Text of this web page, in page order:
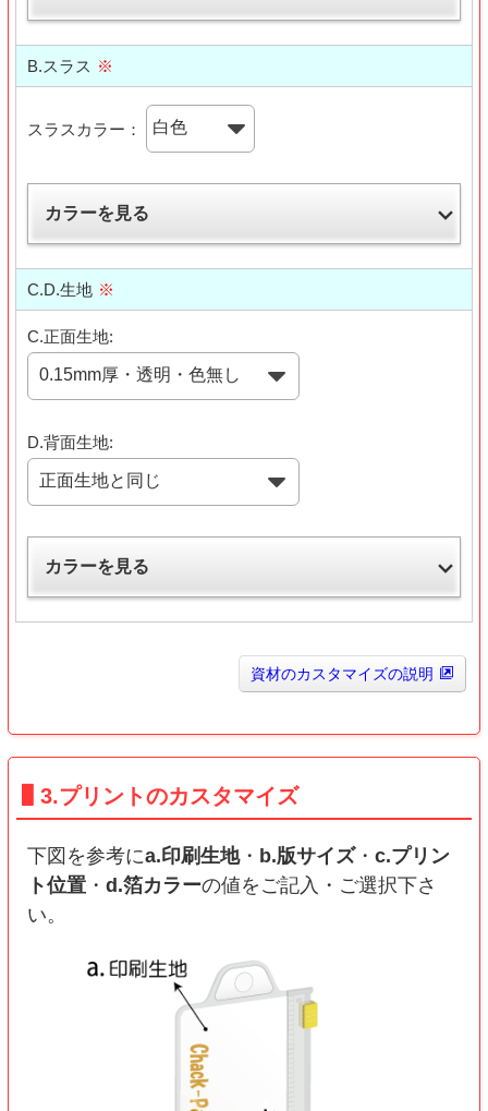
B.スラス ※
スラスカラー：
カラーを見る
C.D.生地 ※
C.正面生地:
D.背面生地:
カラーを見る
資材のカスタマイズの説明
3.プリントのカスタマイズ
下図を参考にa.印刷生地・ b.版サイズ・ c.プリン
ト位置・ d.箔カラーの値をご記入・ご選択下さ
い。